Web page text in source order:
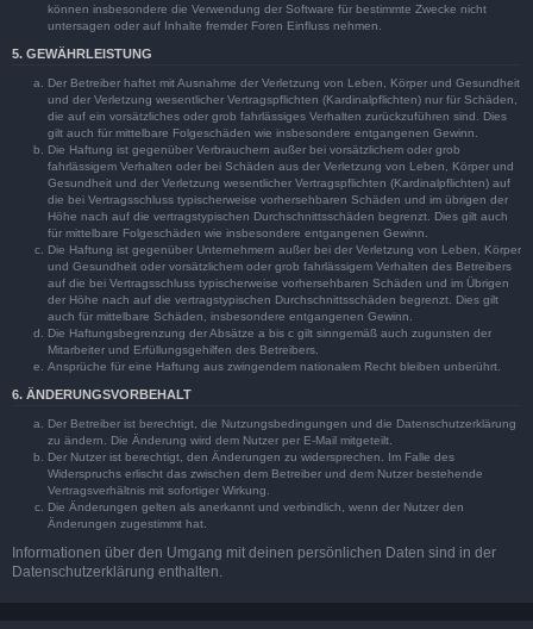
können insbesondere die Verwendung der Software für bestimmte Zwecke nicht
untersagen oder auf Inhalte fremder Foren Einfluss nehmen.
5. GEWÄHRLEISTUNG
Der Betreiber haftet mit Ausnahme der Verletzung von Leben, Körper und Gesundheit
und der Verletzung wesentlicher Vertragspflichten (Kardinalpflichten) nur für Schäden,
die auf ein vorsätzliches oder grob fahrlässiges Verhalten zurückzuführen sind. Dies
gilt auch für mittelbare Folgeschäden wie insbesondere entgangenen Gewinn.
Die Haftung ist gegenüber Verbrauchern außer bei vorsätzlichem oder grob
fahrlässigem Verhalten oder bei Schäden aus der Verletzung von Leben, Körper und
Gesundheit und der Verletzung wesentlicher Vertragspflichten (Kardinalpflichten) auf
die bei Vertragsschluss typischerweise vorhersehbaren Schäden und im übrigen der
Höhe nach auf die vertragstypischen Durchschnittsschäden begrenzt. Dies gilt auch
für mittelbare Folgeschäden wie insbesondere entgangenen Gewinn.
Die Haftung ist gegenüber Unternehmern außer bei der Verletzung von Leben, Körper
und Gesundheit oder vorsätzlichem oder grob fahrlässigem Verhalten des Betreibers
auf die bei Vertragsschluss typischerweise vorhersehbaren Schäden und im Übrigen
der Höhe nach auf die vertragstypischen Durchschnittsschäden begrenzt. Dies gilt
auch für mittelbare Schäden, insbesondere entgangenen Gewinn.
Die Haftungsbegrenzung der Absätze a bis c gilt sinngemäß auch zugunsten der
Mitarbeiter und Erfüllungsgehilfen des Betreibers.
Ansprüche für eine Haftung aus zwingendem nationalem Recht bleiben unberührt.
6. ÄNDERUNGSVORBEHALT
Der Betreiber ist berechtigt, die Nutzungsbedingungen und die Datenschutzerklärung
zu ändern. Die Änderung wird dem Nutzer per E-Mail mitgeteilt.
Der Nutzer ist berechtigt, den Änderungen zu widersprechen. Im Falle des
Widerspruchs erlischt das zwischen dem Betreiber und dem Nutzer bestehende
Vertragsverhältnis mit sofortiger Wirkung.
Die Änderungen gelten als anerkannt und verbindlich, wenn der Nutzer den
Änderungen zugestimmt hat.
Informationen über den Umgang mit deinen persönlichen Daten sind in der
Datenschutzerklärung enthalten.